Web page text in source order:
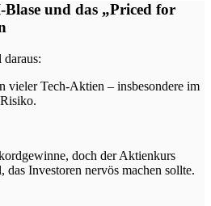
und das „Priced for
vieler Tech-Aktien – insbesondere im
doch der Aktienkurs
Investoren nervös machen sollte.